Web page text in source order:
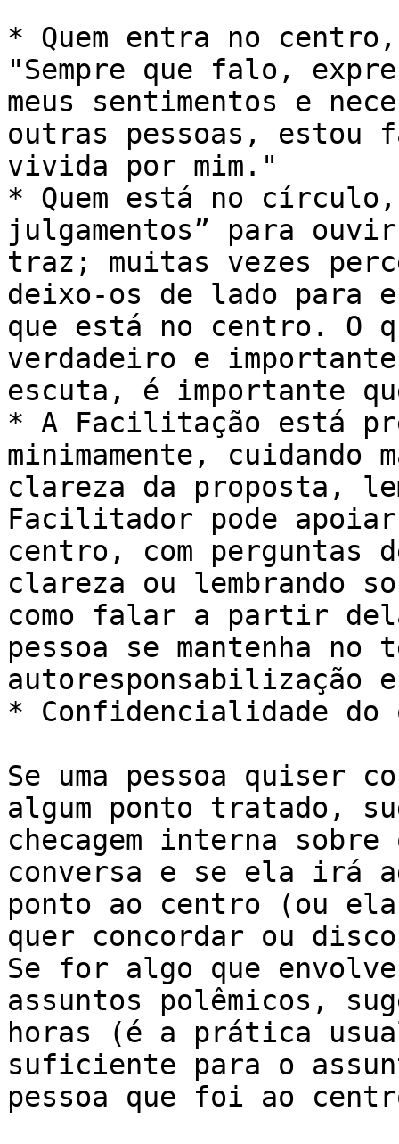
* Quem entra no
"Sempre que falo,
meus sentimentos e
outras pessoas, estou
vivida por mim."
* Quem está no
julgamentos” para
traz; muitas vezes
deixo-os de lado para
que está no centro. O
verdadeiro e
escuta, é importante
* A Facilitação está
minimamente, cuidando
clareza da proposta,
Facilitador pode
centro, com perguntas
clareza ou lembrando
como falar a partir
pessoa se mantenha
autoresponsabilização
* Confidencialidade
Se uma pessoa quiser
algum ponto tratado,
checagem interna
conversa e se ela irá
ponto ao centro (ou
quer concordar ou
Se for algo que
assuntos polêmicos,
horas (é a prática
suficiente para o
pessoa que foi ao